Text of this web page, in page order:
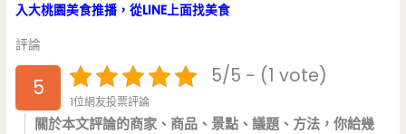
入大桃園美食推播，從LINE上面找美食
評論
5 5/5 - (1 vote)
1位網友投票評論
關於本文評論的商家、商品、景點、議題、方法，你給幾